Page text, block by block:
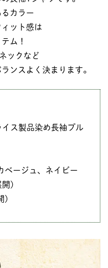
カラー
ット感は
ム！
ックなど
ンスよく決まります。
ス製品染め長袖プル
ベージュ、ネイビー
開)
)